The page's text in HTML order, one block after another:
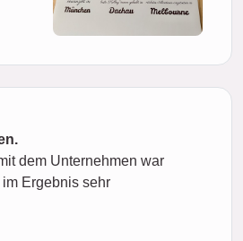
dem Unternehmen war
Ergebnis sehr